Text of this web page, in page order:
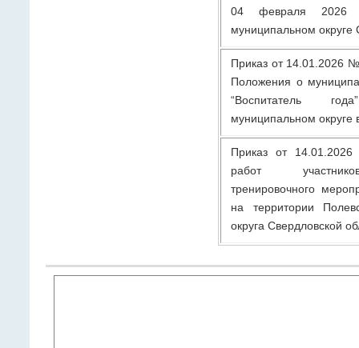
04 февраля 2026
муниципальном округе
Приказ от 14.01.2026
Положения о
“Воспитатель
муниципальном округе
Приказ от
работ
тренировочного
на территории
округа Свердловской